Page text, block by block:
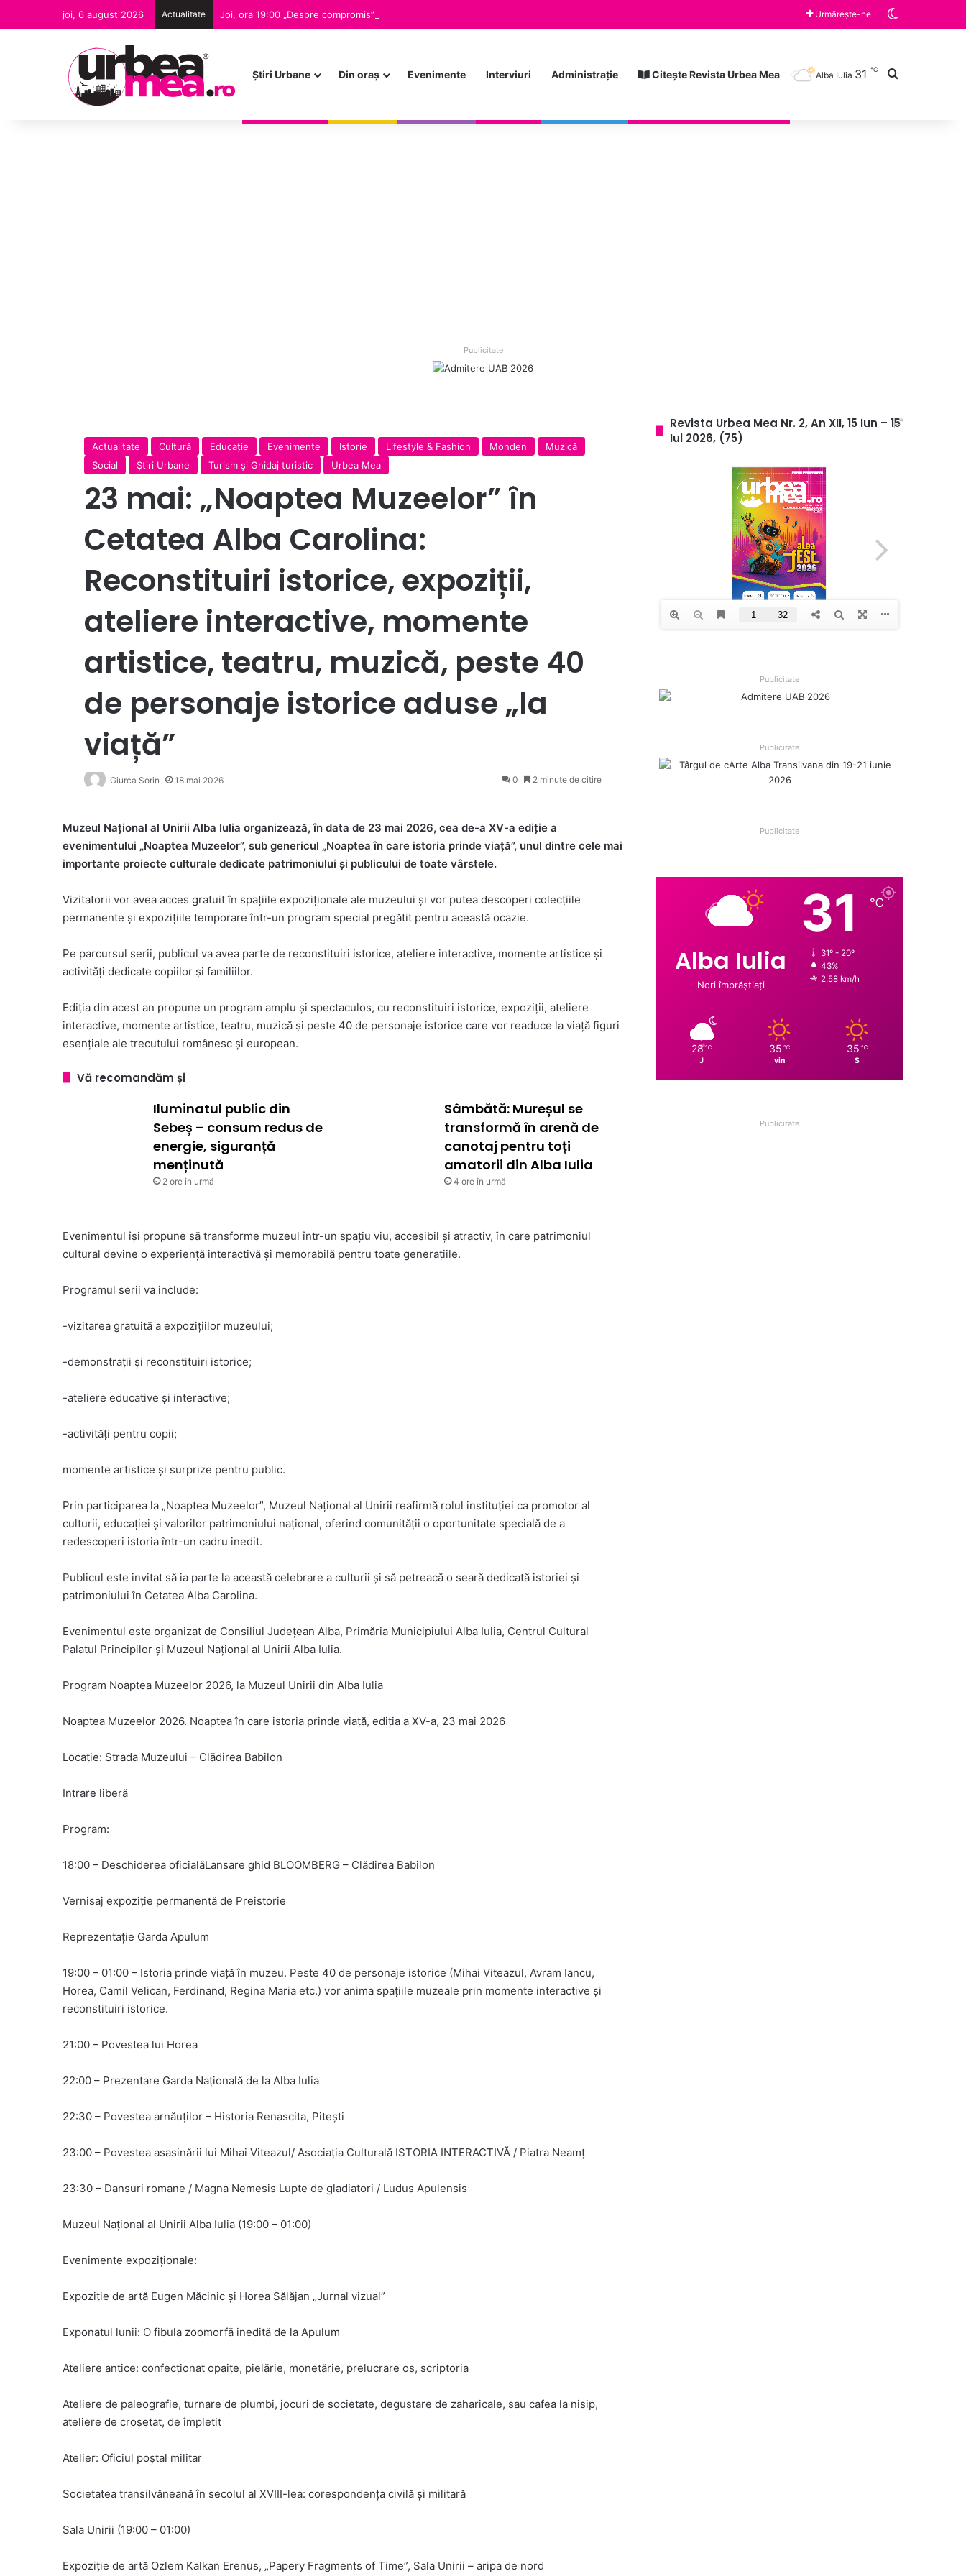
joi, 6 august 2026 Actualitate Joi, ora 19:00 „Despre compromis”, tema propusă pentru dezbatere la Seratele Bibliotecii Județene „Lucian Blaga” Alba Urmărește-ne
Ştiri Urbane Din oraș Evenimente Interviuri Administrație Citește Revista Urbea Mea Alba Iulia 31 ℃ Caută după
Publicitate
Actualitate Cultură Educație Evenimente Istorie Lifestyle & Fashion Monden
Muzică
Social
Ştiri Urbane Turism și Ghidaj turistic Urbea Mea
23 mai: „Noaptea Muzeelor” în
Cetatea Alba Carolina:
Reconstituiri istorice, expoziții,
ateliere interactive, momente
artistice, teatru, muzică, peste 40
de personaje istorice aduse „la
viață”
Giurca Sorin 18 mai 2026 0 2 minute de citire
Muzeul Național al Unirii Alba Iulia organizează, în data de 23 mai 2026, cea de-a XV-a ediție a
evenimentului „Noaptea Muzeelor”, sub genericul „Noaptea în care istoria prinde viață”, unul dintre cele mai
importante proiecte culturale dedicate patrimoniului și publicului de toate vârstele.
Vizitatorii vor avea acces gratuit în spațiile expoziționale ale muzeului și vor putea descoperi colecțiile
permanente și expozițiile temporare într-un program special pregătit pentru această ocazie.
Pe parcursul serii, publicul va avea parte de reconstituiri istorice, ateliere interactive, momente artistice și
activități dedicate copiilor și familiilor.
Ediția din acest an propune un program amplu și spectaculos, cu reconstituiri istorice, expoziții, ateliere
interactive, momente artistice, teatru, muzică și peste 40 de personaje istorice care vor readuce la viață figuri
esențiale ale trecutului românesc și european.
Vă recomandăm și
Iluminatul public din
Sebeș – consum redus de
energie, siguranță
menținută
2 ore în urmă
Sâmbătă: Mureșul se
transformă în arenă de
canotaj pentru toți
amatorii din Alba Iulia
4 ore în urmă
Evenimentul își propune să transforme muzeul într-un spațiu viu, accesibil și atractiv, în care patrimoniul
cultural devine o experiență interactivă și memorabilă pentru toate generațiile.
Programul serii va include:
-vizitarea gratuită a expozițiilor muzeului;
-demonstrații și reconstituiri istorice;
-ateliere educative și interactive;
-activități pentru copii;
momente artistice și surprize pentru public.
Prin participarea la „Noaptea Muzeelor”, Muzeul Național al Unirii reafirmă rolul instituției ca promotor al
culturii, educației și valorilor patrimoniului național, oferind comunității o oportunitate specială de a
redescoperi istoria într-un cadru inedit.
Publicul este invitat să ia parte la această celebrare a culturii și să petreacă o seară dedicată istoriei și
patrimoniului în Cetatea Alba Carolina.
Evenimentul este organizat de Consiliul Județean Alba, Primăria Municipiului Alba Iulia, Centrul Cultural
Palatul Principilor și Muzeul Național al Unirii Alba Iulia.
Program Noaptea Muzeelor 2026, la Muzeul Unirii din Alba Iulia
Noaptea Muzeelor 2026. Noaptea în care istoria prinde viață, ediția a XV-a, 23 mai 2026
Locație: Strada Muzeului – Clădirea Babilon
Intrare liberă
Program:
18:00 – Deschiderea oficialăLansare ghid BLOOMBERG – Clădirea Babilon
Vernisaj expoziție permanentă de Preistorie
Reprezentație Garda Apulum
19:00 – 01:00 – Istoria prinde viață în muzeu. Peste 40 de personaje istorice (Mihai Viteazul, Avram Iancu,
Horea, Camil Velican, Ferdinand, Regina Maria etc.) vor anima spațiile muzeale prin momente interactive și
reconstituiri istorice.
21:00 – Povestea lui Horea
22:00 – Prezentare Garda Națională de la Alba Iulia
22:30 – Povestea arnăuților – Historia Renascita, Pitești
23:00 – Povestea asasinării lui Mihai Viteazul/ Asociația Culturală ISTORIA INTERACTIVĂ / Piatra Neamț
23:30 – Dansuri romane / Magna Nemesis Lupte de gladiatori / Ludus Apulensis
Muzeul Național al Unirii Alba Iulia (19:00 – 01:00)
Evenimente expoziționale:
Expoziție de artă Eugen Măcinic și Horea Sălăjan „Jurnal vizual”
Exponatul lunii: O fibula zoomorfă inedită de la Apulum
Ateliere antice: confecționat opaițe, pielărie, monetărie, prelucrare os, scriptoria
Ateliere de paleografie, turnare de plumbi, jocuri de societate, degustare de zaharicale, sau cafea la nisip,
ateliere de croșetat, de împletit
Atelier: Oficiul poștal militar
Societatea transilvăneană în secolul al XVIII-lea: corespondența civilă și militară
Sala Unirii (19:00 – 01:00)
Expoziție de artă Ozlem Kalkan Erenus, „Papery Fragments of Time”, Sala Unirii – aripa de nord
Revista Urbea Mea Nr. 2, An XII, 15 Iun – 15
Iul 2026, (75)
Publicitate
Publicitate
Publicitate
Alba Iulia
Nori împrăștiați
31 ℃
31º - 20º
43%
2.58 km/h
28 ℃
J
35 ℃
vin
35 ℃
S
Publicitate